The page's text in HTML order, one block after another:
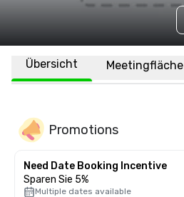
Übersicht Meetingfläche
Promotions
Need Date Booking Incentive
Sparen Sie 5%
Multiple dates available